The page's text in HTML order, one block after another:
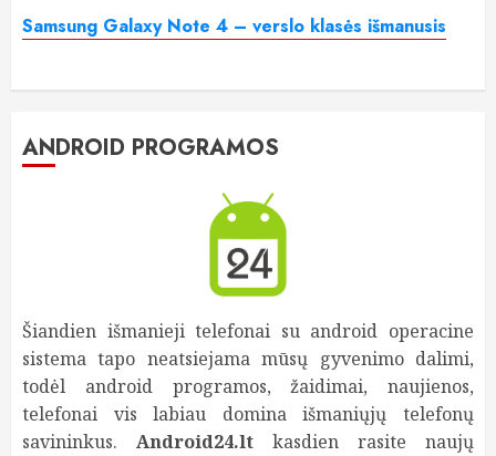
Samsung Galaxy Note 4 – verslo klasės išmanusis
ANDROID PROGRAMOS
Šiandien išmanieji telefonai su android operacine
sistema tapo neatsiejama mūsų gyvenimo dalimi,
todėl android programos, žaidimai, naujienos,
telefonai vis labiau domina išmaniųjų telefonų
savininkus. Android24.lt kasdien rasite naujų